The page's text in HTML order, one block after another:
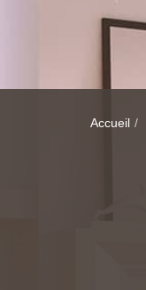
Accueil